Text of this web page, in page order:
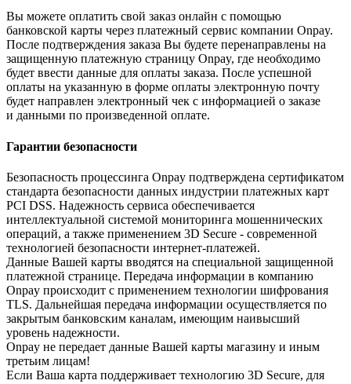
Вы можете оплатить свой заказ онлайн с помощью
банковской карты через платежный сервис компании Onpay.
После подтверждения заказа Вы будете перенаправлены на
защищенную платежную страницу Onpay, где необходимо
будет ввести данные для оплаты заказа. После успешной
оплаты на указанную в форме оплаты электронную почту
будет направлен электронный чек с информацией о заказе
и данными по произведенной оплате.
Гарантии безопасности
Безопасность процессинга Onpay подтверждена сертификатом
стандарта безопасности данных индустрии платежных карт
PCI DSS. Надежность сервиса обеспечивается
интеллектуальной системой мониторинга мошеннических
операций, а также применением 3D Secure - современной
технологией безопасности интернет-платежей.
Данные Вашей карты вводятся на специальной защищенной
платежной странице. Передача информации в компанию
Onpay происходит с применением технологии шифрования
TLS. Дальнейшая передача информации осуществляется по
закрытым банковским каналам, имеющим наивысший
уровень надежности.
Onpay не передает данные Вашей карты магазину и иным
третьим лицам!
Если Ваша карта поддерживает технологию 3D Secure, для